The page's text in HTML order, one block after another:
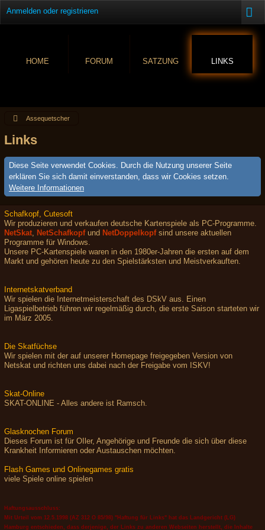
Anmelden oder registrieren
HOME FORUM SATZUNG LINKS
Assequetscher
Links
Diese Seite verwendet Cookies. Durch die Nutzung unserer Seite
erklären Sie sich damit einverstanden, dass wir Cookies setzen.
Weitere Informationen
Schafkopf, Cutesoft
Wir produzieren und verkaufen deutsche Kartenspiele als PC-Programme.
NetSkat, NetSchafkopfund NetDoppelkopf sind unsere aktuellen
Programme für Windows.
Unsere PC-Kartenspiele waren in den 1980er-Jahren die ersten auf dem
Markt und gehören heute zu den Spielstärksten und Meistverkauften.
Internetskatverband
Wir spielen die Internetmeisterschaft des DSkV aus. Einen
Ligaspielbetrieb führen wir regelmäßig durch, die erste Saison starteten wir
im März 2005.
Die Skatfüchse
Wir spielen mit der auf unserer Homepage freigegeben Version von
Netskat und richten uns dabei nach der Freigabe vom ISKV!
Skat-Online
SKAT-ONLINE - Alles andere ist Ramsch.
Glasknochen Forum
Dieses Forum ist für OIler, Angehörige und Freunde die sich über diese
Krankheit Informieren oder Austauschen möchten.
Flash Games und Onlinegames gratis
viele Spiele online spielen
Haftungsausschluss:
Mit Urteil vom 12.5.1998 (AZ 312 O 85/98) "Haftung für Links" hat das Landgericht (LG)
Hamburg entschieden, dass derjenige, der Links zu anderen Webseiten herstellt, die Inhalte